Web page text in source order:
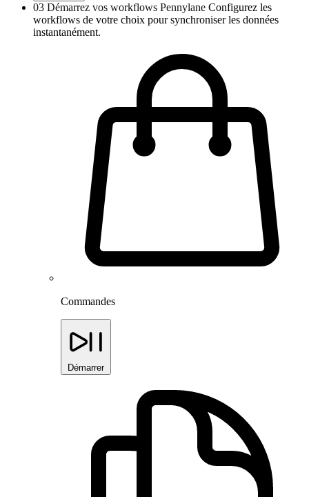
03 Démarrez vos workflows Pennylane Configurez les
workflows de votre choix pour synchroniser les données
instantanément.
Commandes
Démarrer